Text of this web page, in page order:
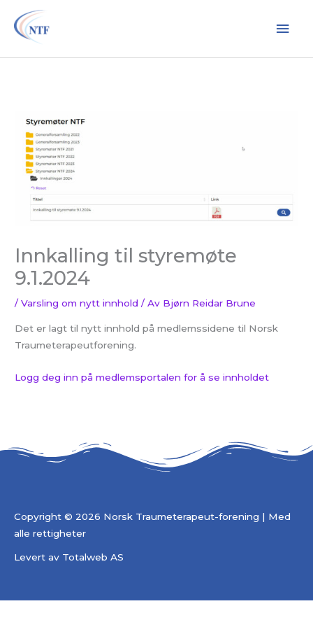
rett
innholdet
Innkalling til styremøte
9.1.2024
/Varsling om nytt innhold / Av Bjørn Reidar Brune
Det er lagt til nytt innhold på medlemssidene til Norsk
Traumeterapeutforening.
Logg deg inn på medlemsportalen for å se innholdet
Copyright © 2026 Norsk Traumeterapeut-forening | Med
alle rettigheter
Levert av Totalweb AS